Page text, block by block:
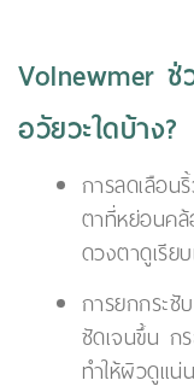
Volnewmer ช่
อวัยวะใดบ้าง?
การลดเลือ
ตาที่หย่อนค
ดวงตาดูเรีย
การยกกระ
ชัดเจนขึ้น ก
ทำให้ผิวดูแ